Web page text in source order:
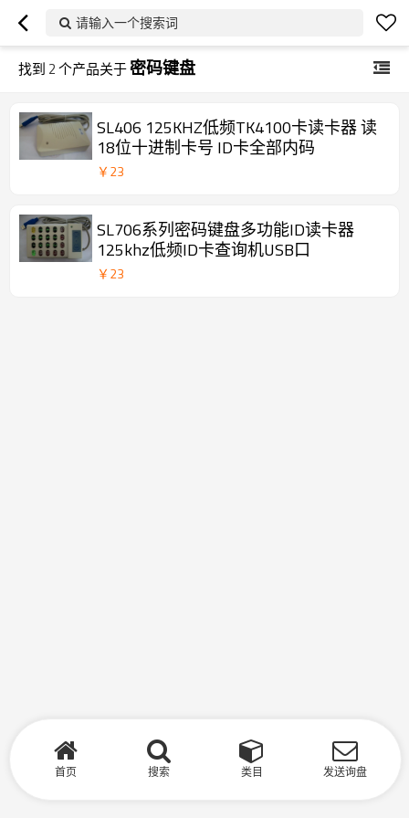
请输入一个搜索词
找到 2个产品关于密码键盘
SL406 125KHZ低频TK4100卡读卡器 读
18位十进制卡号 ID卡全部内码
￥23
SL706系列密码键盘多功能ID读卡器
125khz低频ID卡查询机USB口
￥23
首页 搜索 类目 发送询盘